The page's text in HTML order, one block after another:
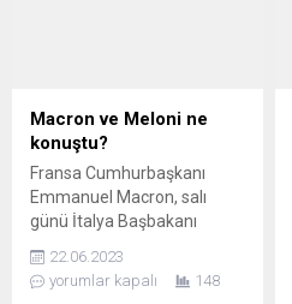
Diğer taraftan Avrupa’da
habire hükümet krizi
yaşandığını, iktidarların
değiştiğini de görüyoruz .
Son olarak Berlin’de de
hükümetin...
Macron ve Meloni ne
konuştu?
Fransa Cumhurbaşkanı
Emmanuel Macron, salı
günü İtalya Başbakanı
Sarayı’nda kabul etti.
Görüşmede iltica politikası,
22.06.2023
yorumlar kapalı
148